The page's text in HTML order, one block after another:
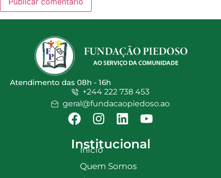
Atendimento das 08h - 16h
+244 222 738 453
geral@fundacaopiedoso.ao
Institucional
Início
Quem Somos